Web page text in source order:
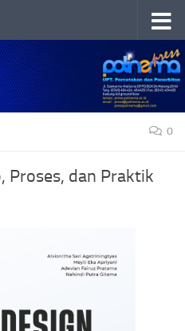
0
Proses, dan Praktik